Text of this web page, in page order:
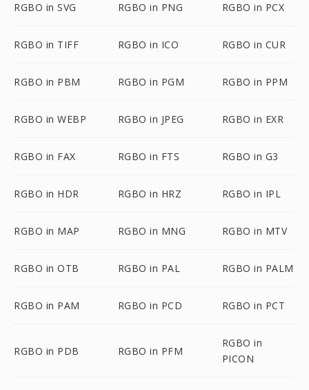
RGBO in SVG RGBO in PNG RGBO in PCX
RGBO in TIFF RGBO in ICO RGBO in CUR
RGBO in PBM RGBO in PGM RGBO in PPM
RGBO in WEBP RGBO in JPEG RGBO in EXR
RGBO in FAX RGBO in FTS RGBO in G3
RGBO in HDR RGBO in HRZ RGBO in IPL
RGBO in MAP RGBO in MNG RGBO in MTV
RGBO in OTB RGBO in PAL RGBO in PALM
RGBO in PAM RGBO in PCD RGBO in PCT
RGBO in PDB RGBO in PFM
RGBO in
PICON